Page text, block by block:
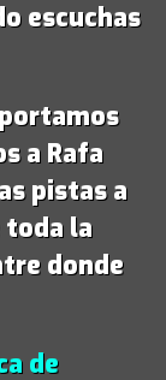
escuchas
a Rafa
pistas a
toda la
donde
de